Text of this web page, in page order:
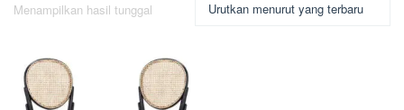
Menampilkan hasil tunggal